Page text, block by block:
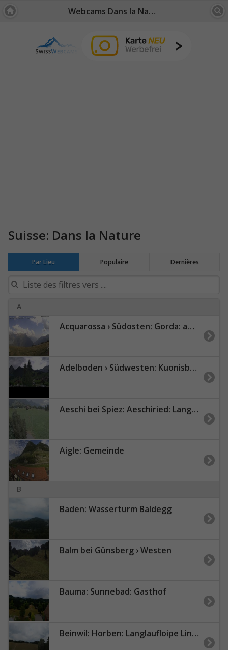
Webcams Dans la Nature: Suisse
Suisse: Dans la Nature
Par Lieu Populaire Dernières
A
Acquarossa › Südosten: Gorda: adula
Adelboden › Südwesten: Kuonisbergli
Aeschi bei Spiez: Aeschiried: Langlauf Aeschi bei Spiez Loipen Bern
Aigle: Gemeinde
B
Baden: Wasserturm Baldegg
Balm bei Günsberg › Westen
Bauma: Sunnebad: Gasthof
Beinwil: Horben: Langlaufloipe Lindenberg